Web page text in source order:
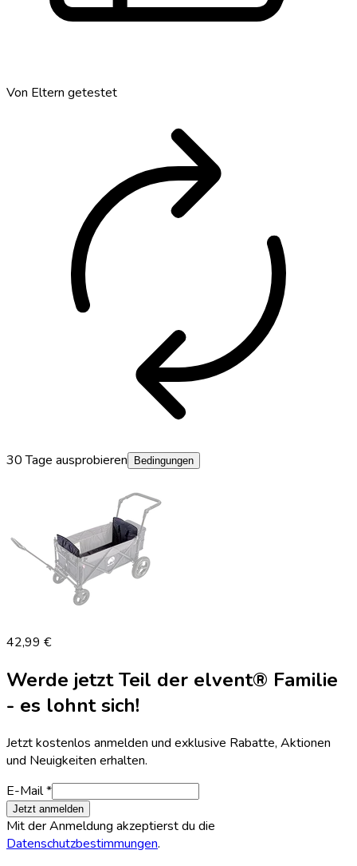
Von Eltern getestetautorenew
30 Tage ausprobieren Bedingungen
42,99 €
Werde jetzt Teil der elvent® Familie
- es lohnt sich!
Jetzt kostenlos anmelden und exklusive Rabatte, Aktionen
und Neuigkeiten erhalten.
E-Mail *
Jetzt anmelden
Mit der Anmeldung akzeptierst du die
Datenschutzbestimmungen.